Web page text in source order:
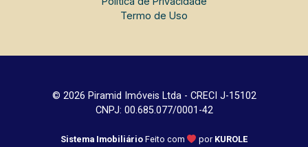
Termo de Uso
© 2026 Piramid Imóveis Ltda - CRECI J-15102
CNPJ: 00.685.077/0001-42
Sistema Imobiliário Feito com por KUROLE